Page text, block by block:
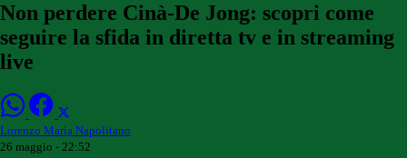
Non perdere Cinà-De Jong: scopri come
seguire la sfida in diretta tv e in streaming
live
Lorenzo Maria Napolitano
26 maggio - 22:52